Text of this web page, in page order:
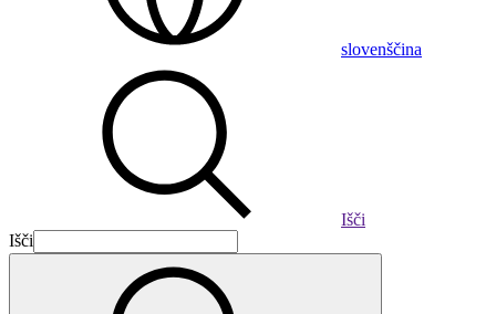
slovenščina
Išči
Išči